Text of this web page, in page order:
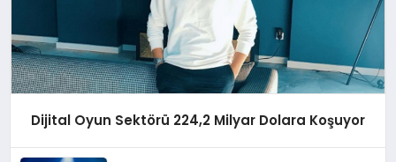
Dijital Oyun Sektörü 224,2 Milyar Dolara Koşuyor